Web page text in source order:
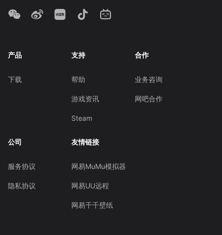
产品
下载
支持
帮助
游戏资讯
Steam
合作
业务咨询
网吧合作
公司
服务协议
隐私协议
友情链接
网易MuMu模拟器
网易UU远程
网易千千壁纸